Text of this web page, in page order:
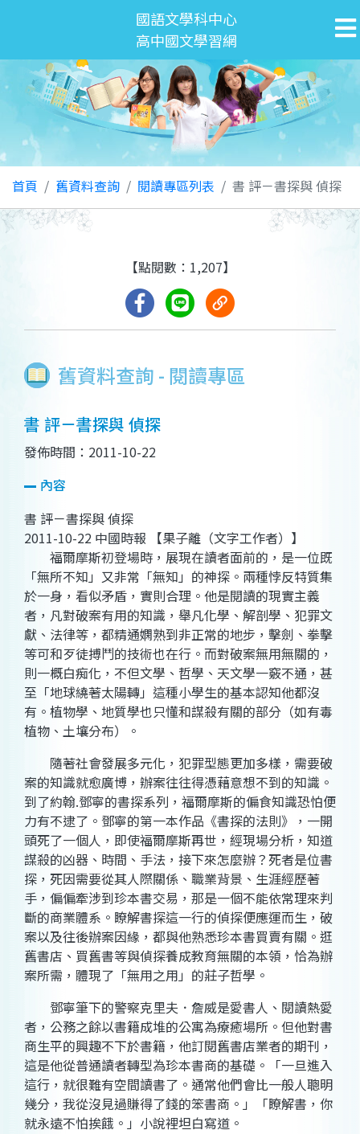
國語文學科中心
高中國文學習網
首頁 舊資料查詢 閱讀專區列表 書 評－書探與 偵探
舊資料查詢 - 閱讀專區
【點閱數：1,207】
書 評－書探與 偵探
發佈時間：2011-10-22
內容
書 評－書探與 偵探
2011-10-22 中國時報 【果子離（文字工作者）】
福爾摩斯初登場時，展現在讀者面前的，是一位既
「無所不知」又非常「無知」的神探。兩種悖反特質集
於一身，看似矛盾，實則合理。他是閱讀的現實主義
者，凡對破案有用的知識，舉凡化學、解剖學、犯罪文
獻、法律等，都精通嫻熟到非正常的地步，擊劍、拳擊
等可和歹徒搏鬥的技術也在行。而對破案無用無關的，
則一概白痴化，不但文學、哲學、天文學一竅不通，甚
至「地球繞著太陽轉」這種小學生的基本認知他都沒
有。植物學、地質學也只懂和謀殺有關的部分（如有毒
植物、土壤分布）。
隨著社會發展多元化，犯罪型態更加多樣，需要破
案的知識就愈廣博，辦案往往得憑藉意想不到的知識。
到了約翰.鄧寧的書探系列，福爾摩斯的偏食知識恐怕便
力有不逮了。鄧寧的第一本作品《書探的法則》，一開
頭死了一個人，即使福爾摩斯再世，經現場分析，知道
謀殺的凶器、時間、手法，接下來怎麼辦？死者是位書
探，死因需要從其人際關係、職業背景、生涯經歷著
手，偏偏牽涉到珍本書交易，那是一個不能依常理來判
斷的商業體系。瞭解書探這一行的偵探便應運而生，破
案以及往後辦案因緣，都與他熟悉珍本書買賣有關。逛
舊書店、買舊書等與偵探養成教育無關的本領，恰為辦
案所需，體現了「無用之用」的莊子哲學。
鄧寧筆下的警察克里夫．詹威是愛書人、閱讀熱愛
者，公務之餘以書籍成堆的公寓為療癒場所。但他對書
商生平的興趣不下於書籍，他訂閱舊書店業者的期刊，
這是他從普通讀者轉型為珍本書商的基礎。「一旦進入
這行，就很難有空間讀書了。通常他們會比一般人聰明
幾分，我從沒見過賺得了錢的笨書商。」「瞭解書，你
就永遠不怕挨餓。」小說裡坦白寫道。